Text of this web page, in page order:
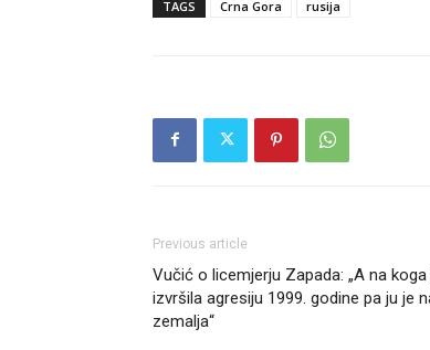
TAGS Crna Gora rusija
Previous article
Vučić o licemjerju Zapada: „A na
izvršila agresiju 1999. godine pa ju je
zemalja“